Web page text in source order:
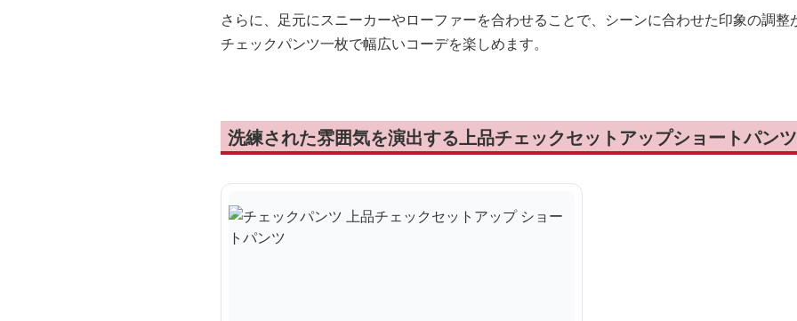
さらに、足元にスニーカーやローファーを合わせることで、シーンに合わせた印象の調整
チェックパンツ一枚で幅広いコーデを楽しめます。
洗練された雰囲気を演出する上品チェックセットアップショートパンツ